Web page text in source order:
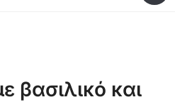
βασιλικό και